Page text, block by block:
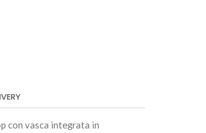
con vasca integrata in